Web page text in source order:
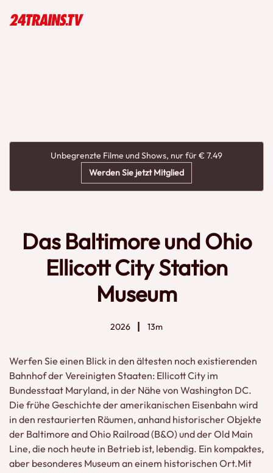
Unbegrenzte Filme und Shows, nur für € 7.49
Werden Sie jetzt Mitglied
Das Baltimore und Ohio
Ellicott City Station
Museum
2026 13m
Werfen Sie einen Blick in den ältesten noch existierenden
Bahnhof der Vereinigten Staaten: Ellicott City im
Bundesstaat Maryland, in der Nähe von Washington DC.
Die frühe Geschichte der amerikanischen Eisenbahn wird
in den restaurierten Räumen, anhand historischer Objekte
der Baltimore and Ohio Railroad (B&O) und der Old Main
Line, die noch heute in Betrieb ist, lebendig. Ein kompaktes,
aber besonderes Museum an einem historischen Ort.Mit